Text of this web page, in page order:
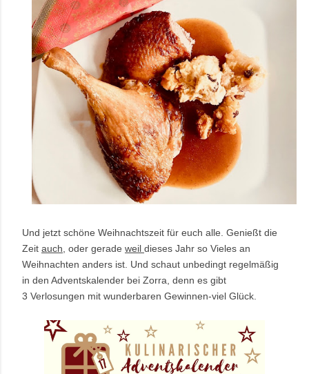
Und jetzt schöne Weihnachtszeit für euch alle. Genießt die
Zeit auch, oder gerade weil dieses Jahr so Vieles an
Weihnachten anders ist. Und schaut unbedingt regelmäßig
in den Adventskalender bei Zorra, denn es gibt
3 Verlosungen mit wunderbaren Gewinnen-viel Glück.